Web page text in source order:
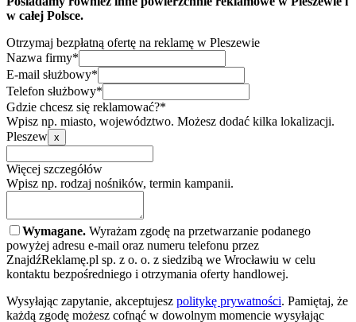
w całej Polsce.
Otrzymaj bezpłatną ofertę na reklamę w Pleszewie
Nazwa firmy*
E-mail służbowy*
Telefon służbowy*
Gdzie chcesz się reklamować?*
Wpisz np. miasto, województwo. Możesz dodać kilka lokalizacji.
Pleszew x
Więcej szczegółów
Wpisz np. rodzaj nośników, termin kampanii.
Wymagane. Wyrażam zgodę na przetwarzanie podanego
powyżej adresu e-mail oraz numeru telefonu przez
ZnajdźReklamę.pl sp. z o. o. z siedzibą we Wrocławiu w celu
kontaktu bezpośredniego i otrzymania oferty handlowej.
Wysyłając zapytanie, akceptujesz politykę prywatności. Pamiętaj, że
każdą zgodę możesz cofnąć w dowolnym momencie wysyłając